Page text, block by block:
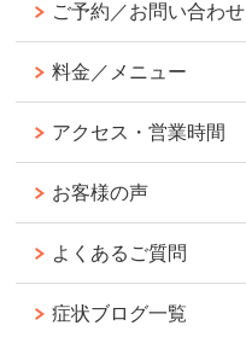
ご予約／お問い合わせ
料金／メニュー
アクセス・営業時間
お客様の声
よくあるご質問
症状ブログ一覧